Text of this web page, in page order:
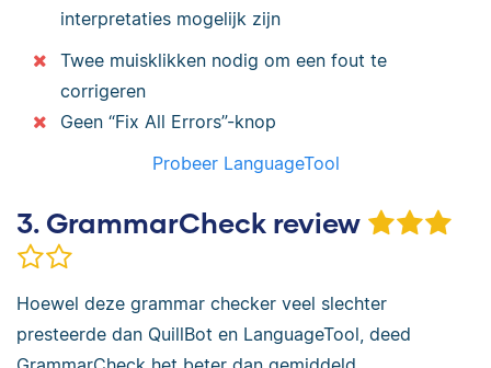
interpretaties mogelijk zijn
Twee muisklikken nodig om een fout te
corrigeren
Geen “Fix All Errors”-knop
Probeer LanguageTool
3. GrammarCheck review
Hoewel deze grammar checker veel slechter
presteerde dan QuillBot en LanguageTool, deed